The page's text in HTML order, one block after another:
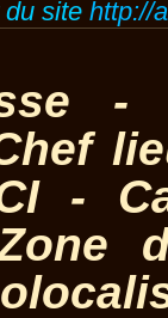
site http://
-